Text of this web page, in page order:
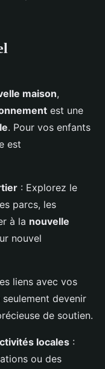
maison,
est une
. Pour vos enfants
est
: Explorez le
parcs, les
à la nouvelle
nouvel
liens avec vos
devenir
de soutien.
locales :
ou des